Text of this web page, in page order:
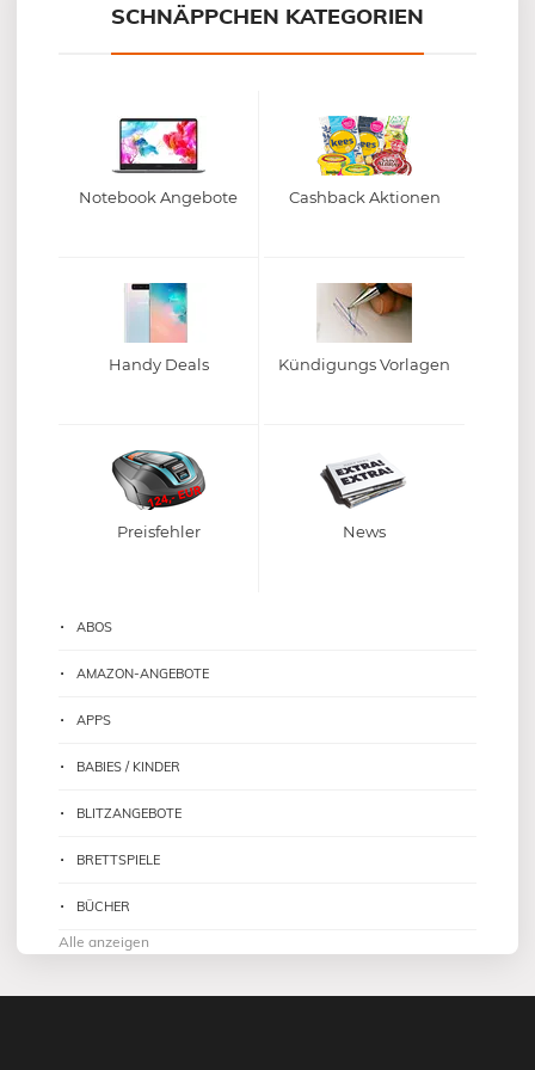
SCHNÄPPCHEN KATEGORIEN
Notebook Angebote Cashback Aktionen
Handy Deals Kündigungs Vorlagen
Preisfehler News
ABOS
AMAZON-ANGEBOTE
APPS
BABIES / KINDER
BLITZANGEBOTE
BRETTSPIELE
BÜCHER
Alle anzeigen